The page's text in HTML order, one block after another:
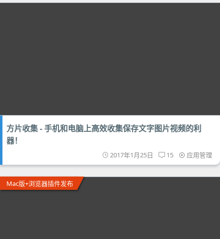
方片收集 - 手机和电脑上高效收集保存文字图片视频的利
器！
2017年1月25日 15 应用管理
Mac版+浏览器插件发布